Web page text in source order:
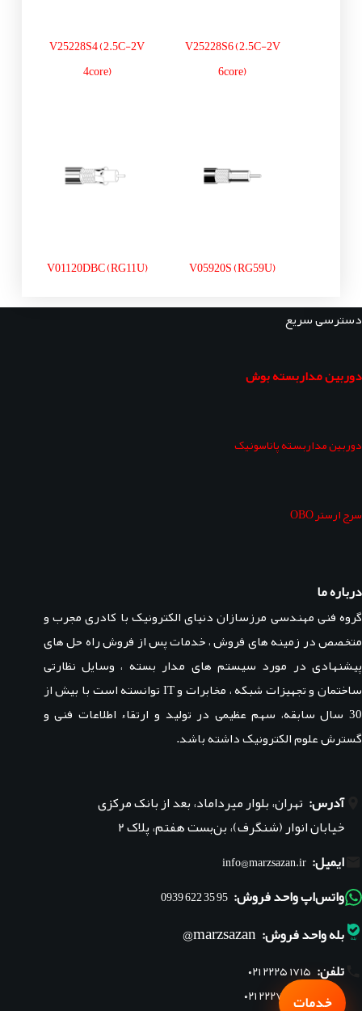
V25228S6 (2.5C-2V
6core)
V25228S4 (2.5C-2V
4core)
V05920S (RG59U)
V01120DBC (RG11U)
دسترسی سریع
دوربین مداربسته بوش
دوربین مداربسته پاناسونیک
سرج ارستر OBO
درباره ما
گروه فنی مهندسی مرزسازان دنیای الکترونیک با کادری مجرب و
متخصص در زمینه های فروش ، خدمات پس از فروش راه حل های
پیشنهادی در مورد سیستم های مدار بسته ، وسایل نظارتی
ساختمان و تجهیزات شبکه ، مخابرات و IT توانسته است با بیش از
30 سال سابقه، سهم عظیمی در تولید و ارتقاء اطلاعات فنی و
گسترش علوم الکترونیک داشته باشد.
آدرس: تهران، بلوار میرداماد، بعد از بانک مرکزی
خیابان انوار (شنگرف)، بن‌بست هفتم، پلاک ۲
ایمیل: info@marzsazan.ir
واتس‌اپ واحد فروش: 95 35 622 0939
بله واحد فروش: marzsazan@
تلفن: ۰۲۱ ۲۲۲۵ ۱۷۱۵
۰۲۱ ۲۲۲۷ ۱۸۴۵خدمات